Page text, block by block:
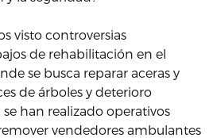
visto controversias
de rehabilitación en el
se busca reparar aceras y
de árboles y deterioro
han realizado operativos
vendedores ambulantes